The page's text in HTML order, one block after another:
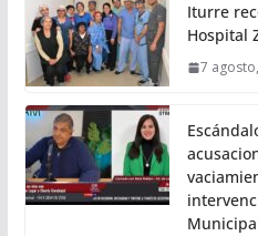
Iturre
Hospital
7